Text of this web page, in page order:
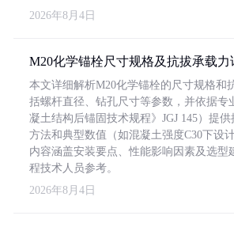
2026年8月4日
M20化学锚栓尺寸规格及抗拔承载力
本文详细解析M20化学锚栓的尺寸规格和
括螺杆直径、钻孔尺寸等参数，并依据专
凝土结构后锚固技术规程》JGJ 145）提
方法和典型数值（如混凝土强度C30下设计
内容涵盖安装要点、性能影响因素及选型
程技术人员参考。
2026年8月4日